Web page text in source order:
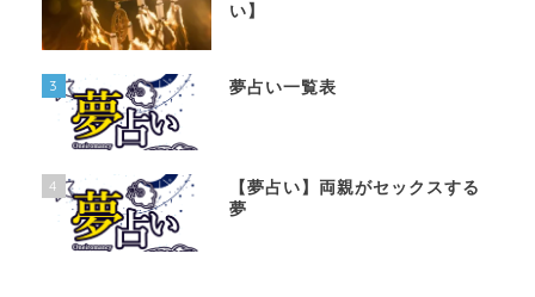
い】
3 夢占い一覧表
4
【夢占い】両親がセックスする
夢